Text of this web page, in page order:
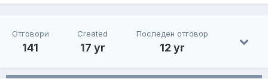
Отговори
141
Created
17 yr
Последен отговор
12 yr